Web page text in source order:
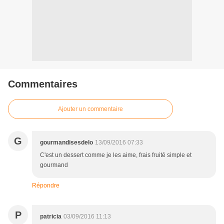
Commentaires
Ajouter un commentaire
G gourmandisesdelo 13/09/2016 07:33
C'est un dessert comme je les aime, frais fruité simple et
gourmand
Répondre
P patricia 03/09/2016 11:13